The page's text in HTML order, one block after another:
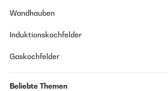
Wandhauben
Induktionskochfelder
Gaskochfelder
Beliebte Themen